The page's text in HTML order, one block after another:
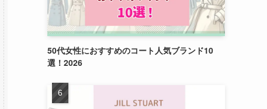
50代女性におすすめのコート人気ブランド10
選！2026